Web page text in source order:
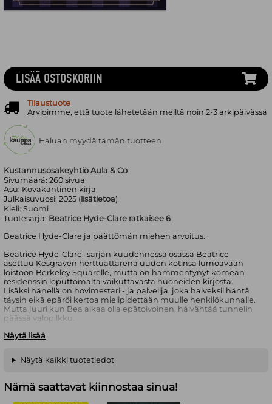
Kustannusosakeyhtiö Aula & Co
Sivumäärä:260 sivua
Asu: Kovakantinen kirja
Julkaisuvuosi:2025 ( lisätietoa)
Kieli:Suomi
Tuotesarja: Beatrice Hyde-Clare ratkaisee 6
Beatrice Hyde-Clare ja päättömän miehen arvoitus.
Beatrice Hyde-Clare -sarjan kuudennessa osassa Beatrice
asettuu Kesgraven herttuattarena uuden kotinsa lumoavaan
loistoon Berkeley Squarelle, mutta on hämmentynyt komean
residenssin loputtomalta vaikuttavasta huoneiden kirjosta.
Lisäksi hänellä on hovimestari - ja palvelija, joka halveksii häntä
täysin eikä epäröi kertoa mielipidettään muulle henkilökunnalle.
Mutta juuri kun Bea alkaa olla epätoivoinen, häivähtää tunnelin
päässä valopilkku.
Naapuritalossa on tapahtunut kauhea tragedia. Vaikka
uskoa, että joku voisi olla niin huolimaton, että menettäisi
vahingossa päänsä. Tuore herttuatar on päättänyt selvittää
tietää, miten murhatapauksissa toimitaan. Kirjan on
suomentanut Meri Kapari.
Näytä lisää
LISÄÄ OSTOSKORIIN
Tilaustuote
Arvioimme, että tuote lähetetään meiltä noin 2-3 arkipäivässä
Haluan myydä tämän tuotteen
Näytä kaikki tuotetiedot
Nämä saattavat kiinnostaa sinua!